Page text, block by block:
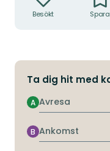
Besökt Spara
Ta dig hit med
Avresa
A
Ankomst
B